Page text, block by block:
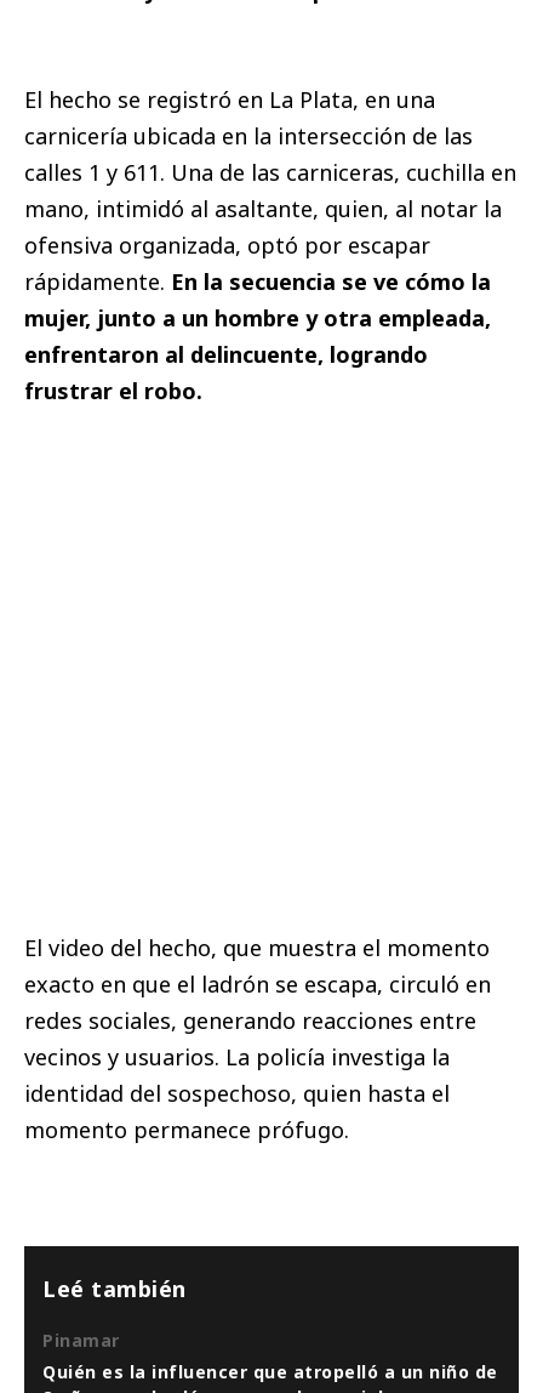
El hecho se registró en La Plata, en una
carnicería ubicada en la intersección de las
calles 1 y 611. Una de las carniceras, cuchilla en
mano, intimidó al asaltante, quien, al notar la
ofensiva organizada, optó por escapar
rápidamente. En la secuencia se ve cómo la
mujer, junto a un hombre y otra empleada,
enfrentaron al delincuente, logrando
frustrar el robo.
El video del hecho, que muestra el momento
exacto en que el ladrón se escapa, circuló en
redes sociales, generando reacciones entre
vecinos y usuarios. La policía investiga la
identidad del sospechoso, quien hasta el
momento permanece prófugo.
Leé también
Pinamar
Quién es la influencer que atropelló a un niño de